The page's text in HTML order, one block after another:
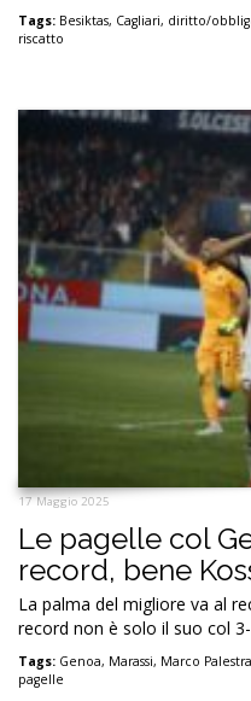
Tags: Besiktas, Cagliari, diritto/
riscatto
17 Maggio 2025
Le pagelle col
record, bene
La palma del migliore va al
record non è solo il suo col
Tags: Genoa, Marassi, Marco Palestra
pagelle